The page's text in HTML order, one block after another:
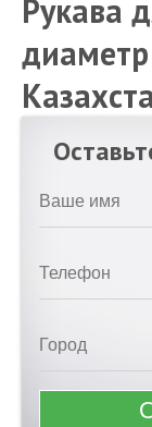
Рукава